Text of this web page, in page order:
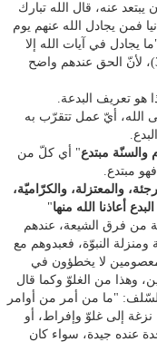
عنه، قال الله تبارك
فمن يجادل الله عنهم يوم
من يكون عليهم وكيلا" (النساء/109)، "ما يجادل في آيات الله إلا
الذين كفروا فلا يغررك تقلبهم في البلاد" (الحج/3)، لأنّ الحق عندهم واضح
هو تعريف البدعة.
الله، أيّ عمل تتقرّب به
والسنّة مبتدع" أي كلّ من
مبتدع.
والمعتزلة، والكرّاميّة،
أعاذنا الله منها"
من فرق الشيعة، عندهم
النبوّة، فعبدوهم مع
معصومين لا يخطؤون في
وهذا من الغلوّ وكما قال
"ما من أمر من أوامر
نزغة إلى غلوّ وإفراط، أو
عنده جيدة، سواء كان